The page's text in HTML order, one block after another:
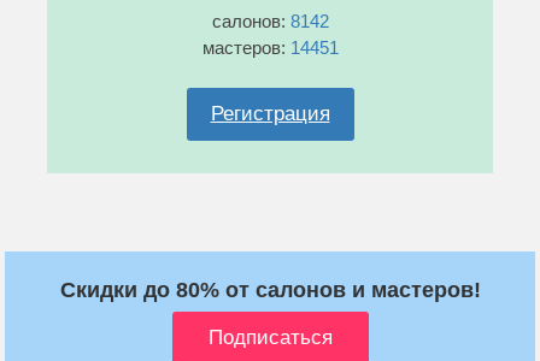
салонов: 8142
мастеров: 14451
Регистрация
Скидки до 80% от салонов и мастеров!